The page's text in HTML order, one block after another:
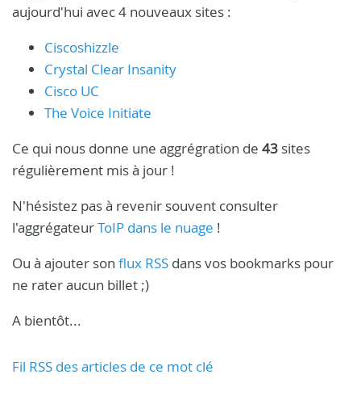
aujourd'hui avec 4 nouveaux sites :
Ciscoshizzle
Crystal Clear Insanity
Cisco UC
The Voice Initiate
Ce qui nous donne une aggrégration de 43 sites
régulièrement mis à jour !
N'hésistez pas à revenir souvent consulter
l'aggrégateurToIP dans le nuage !
Ou à ajouter son flux RSS dans vos bookmarks pour
ne rater aucun billet ;)
A bientôt...
Fil RSS des articles de ce mot clé